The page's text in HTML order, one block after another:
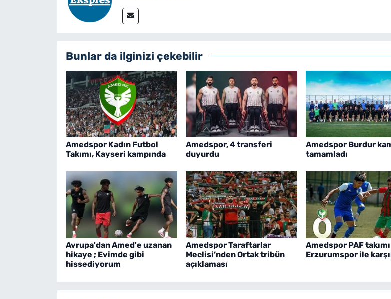
Bunlar da ilginizi çekebilir
Amedspor Kadın Futbol
Takımı, Kayseri kampında
Amedspor, 4 transferi
duyurdu
Amedspor Burdur
tamamladı
Avrupa'dan Amed'e uzanan
hikaye ; Evimde gibi
hissediyorum
Amedspor Taraftarlar
Meclisi’nden Ortak tribün
açıklaması
Amedspor PAF takımı
Erzurumspor ile